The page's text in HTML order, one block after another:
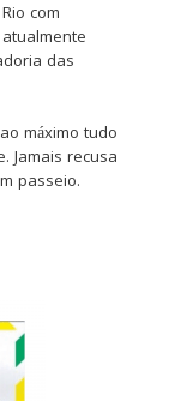
com
das
máximo tudo
Jamais recusa
passeio.